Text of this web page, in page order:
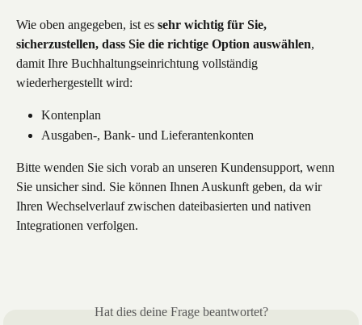
Wie oben angegeben, ist es sehr wichtig für Sie,
sicherzustellen, dass Sie die richtige Option auswählen,
damit Ihre Buchhaltungseinrichtung vollständig
wiederhergestellt wird:
Kontenplan
Ausgaben-, Bank- und Lieferantenkonten
Bitte wenden Sie sich vorab an unseren Kundensupport, wenn
Sie unsicher sind. Sie können Ihnen Auskunft geben, da wir
Ihren Wechselverlauf zwischen dateibasierten und nativen
Integrationen verfolgen.
Hat dies deine Frage beantwortet?